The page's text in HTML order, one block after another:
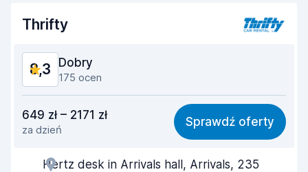
8,8
Thrifty
8,3 Dobry
175 ocen
8,4
Łatwość znalezienia 7,8
Pomocność przedstawiciela
649 zł – 2171 zł
za dzień
Sprawdź oferty
Hertz desk in Arrivals hall, Arrivals, 235